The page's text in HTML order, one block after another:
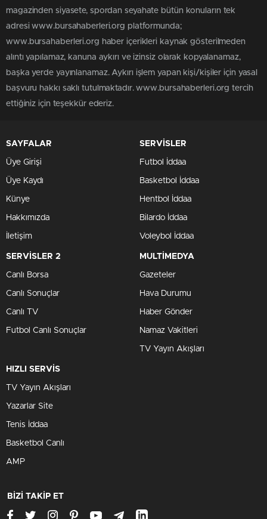
magazinden siyasete, spordan seyahate bütün konuların tek
adresi www.bursahaberleri.org platformunda;
www.bursahaberleri.org haber içerikleri kaynak gösterilmeden
alıntı yapılamaz, kanuna aykırı ve izinsiz olarak kopyalanamaz,
başka yerde yayınlanamaz. Aykırı işlem yapan kişi/kişiler için yasal
başvuru hakkı saklı tutulmaktadır. www.bursahaberleri.org tercih
ettiğiniz için teşekkür ederiz.
SAYFALAR
Üye Girişi
Üye Kaydı
Künye
Hakkımızda
İletişim
SERVİSLER
Futbol İddaa
Basketbol İddaa
Hentbol İddaa
Bilardo İddaa
Voleybol İddaa
SERVİSLER 2
Canlı Borsa
Canlı Sonuçlar
Canlı TV
Futbol Canlı Sonuçlar
MULTİMEDYA
Gazeteler
Hava Durumu
Haber Gönder
Namaz Vakitleri
TV Yayın Akışları
HIZLI SERVİS
TV Yayın Akışları
Yazarlar Site
Tenis İddaa
Basketbol Canlı
AMP
BİZİ TAKİP ET